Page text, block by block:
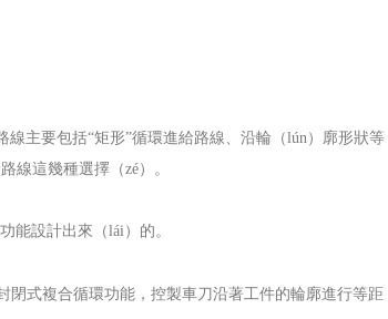
線主要包括“矩形”循環進給路線、沿輪（lún）廓形狀等
線這幾種選擇（zé）。
能設計出來（lái）的。
閉式複合循環功能，控製車刀沿著工件的輪廓進行等距